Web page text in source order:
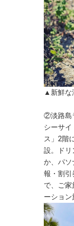
▲新鮮な
②淡路島
シーサ
ス」2階
設。ドリ
か、パソ
報・割引
で、ご
ーション